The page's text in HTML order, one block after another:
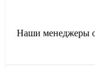
Наши менеджеры